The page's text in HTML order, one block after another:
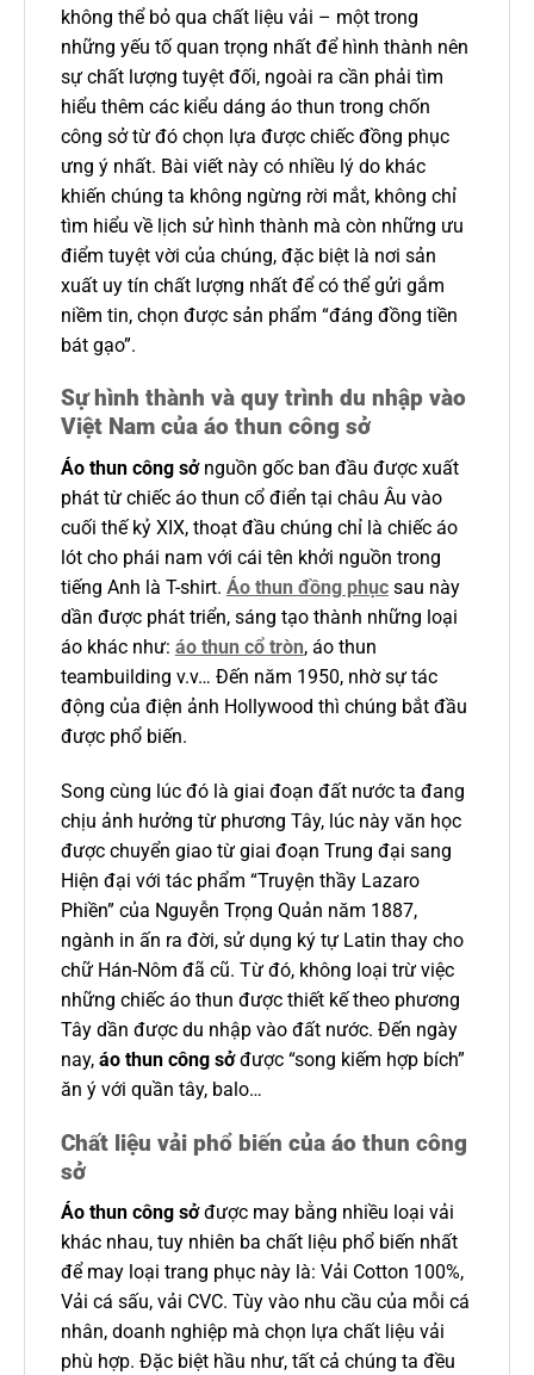
không thể bỏ qua chất liệu vải – một trong
những yếu tố quan trọng nhất để hình thành nên
sự chất lượng tuyệt đối, ngoài ra cần phải tìm
hiểu thêm các kiểu dáng áo thun trong chốn
công sở từ đó chọn lựa được chiếc đồng phục
ưng ý nhất. Bài viết này có nhiều lý do khác
khiến chúng ta không ngừng rời mắt, không chỉ
tìm hiểu về lịch sử hình thành mà còn những ưu
điểm tuyệt vời của chúng, đặc biệt là nơi sản
xuất uy tín chất lượng nhất để có thể gửi gắm
niềm tin, chọn được sản phẩm “đáng đồng tiền
bát gạo”.
Sự hình thành và quy trình du nhập vào
Việt Nam của áo thun công sở
Áo thun công sởnguồn gốc ban đầu được xuất
phát từ chiếc áo thun cổ điển tại châu Âu vào
cuối thế kỷ XIX, thoạt đầu chúng chỉ là chiếc áo
lót cho phái nam với cái tên khởi nguồn trong
tiếng Anh là T-shirt. Áo thun đồng phụcsau này
dần được phát triển, sáng tạo thành những loại
áo khác như: áo thun cổ tròn, áo thun
teambuilding v.v… Đến năm 1950, nhờ sự tác
động của điện ảnh Hollywood thì chúng bắt đầu
được phổ biến.
Song cùng lúc đó là giai đoạn đất nước ta đang
chịu ảnh hưởng từ phương Tây, lúc này văn học
được chuyển giao từ giai đoạn Trung đại sang
Hiện đại với tác phẩm “Truyện thầy Lazaro
Phiền” của Nguyễn Trọng Quản năm 1887,
ngành in ấn ra đời, sử dụng ký tự Latin thay cho
chữ Hán-Nôm đã cũ. Từ đó, không loại trừ việc
những chiếc áo thun được thiết kế theo phương
Tây dần được du nhập vào đất nước. Đến ngày
nay, áo thun công sởđược “song kiếm hợp bích”
ăn ý với quần tây, balo…
Chất liệu vải phổ biến của áo thun công
sở
Áo thun công sởđược may bằng nhiều loại vải
khác nhau, tuy nhiên ba chất liệu phổ biến nhất
để may loại trang phục này là: Vải Cotton 100%,
Vải cá sấu, vải CVC. Tùy vào nhu cầu của mỗi cá
nhân, doanh nghiệp mà chọn lựa chất liệu vải
phù hợp. Đặc biệt hầu như, tất cả chúng ta đều